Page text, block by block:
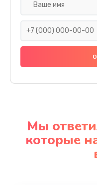
Мы
которые